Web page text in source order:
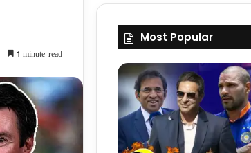
1 minute read
Most Popular